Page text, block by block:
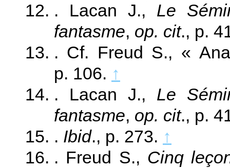
. Lacan J., Le
fantasme, op. cit., p.
. Cf. Freud S., «
p. 106. ↑
. Lacan J., Le
fantasme, op. cit., p.
. Ibid., p. 273. ↑
. Freud S., Cinq